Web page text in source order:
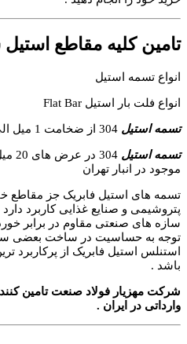
تامین کلیه مقاطع
انواع تسمه استیل
انواع فلت بار استیل Flat Bar
تسمه استیل
تسمه استیل
موجود در انبار تهران
تسمه های استیل فابریک جز
پتروشیمی و صنایع غذایی کاربرد
سازه های صنعتی مقاوم در برابر
توجه به حساسیت در ساخت بعضی
استنلس استیل فابریک از پرکاربرد
باشد .
شرکت مهزیار فولاد صنعت تامین
وارداتی در ایران .